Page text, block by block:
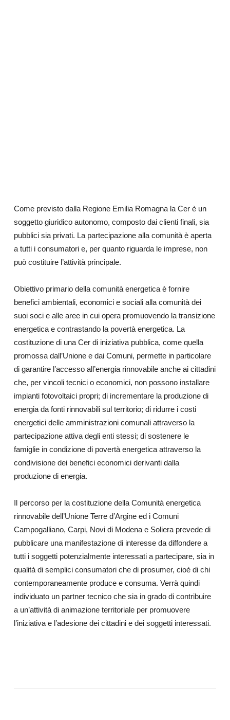
Come previsto dalla Regione Emilia Romagna la Cer è un
soggetto giuridico autonomo, composto dai clienti finali, sia
pubblici sia privati. La partecipazione alla comunità è aperta
a tutti i consumatori e, per quanto riguarda le imprese, non
può costituire l’attività principale.
Obiettivo primario della comunità energetica è fornire
benefici ambientali, economici e sociali alla comunità dei
suoi soci e alle aree in cui opera promuovendo la transizione
energetica e contrastando la povertà energetica. La
costituzione di una Cer di iniziativa pubblica, come quella
promossa dall’Unione e dai Comuni, permette in particolare
di garantire l’accesso all’energia rinnovabile anche ai cittadini
che, per vincoli tecnici o economici, non possono installare
impianti fotovoltaici propri; di incrementare la produzione di
energia da fonti rinnovabili sul territorio; di ridurre i costi
energetici delle amministrazioni comunali attraverso la
partecipazione attiva degli enti stessi; di sostenere le
famiglie in condizione di povertà energetica attraverso la
condivisione dei benefici economici derivanti dalla
produzione di energia.
Il percorso per la costituzione della Comunità energetica
rinnovabile dell’Unione Terre d’Argine ed i Comuni
Campogalliano, Carpi, Novi di Modena e Soliera prevede di
pubblicare una manifestazione di interesse da diffondere a
tutti i soggetti potenzialmente interessati a partecipare, sia in
qualità di semplici consumatori che di prosumer, cioè di chi
contemporaneamente produce e consuma. Verrà quindi
individuato un partner tecnico che sia in grado di contribuire
a un’attività di animazione territoriale per promuovere
l’iniziativa e l’adesione dei cittadini e dei soggetti interessati.